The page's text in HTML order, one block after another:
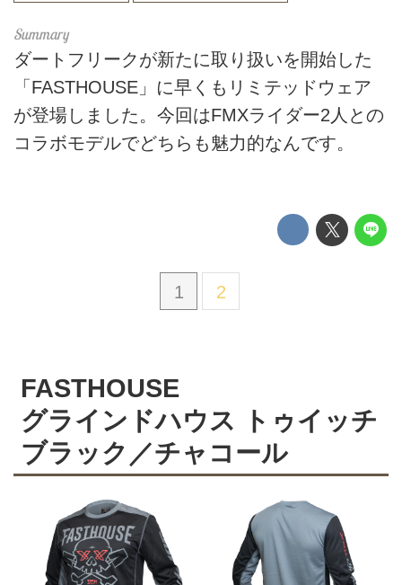
ダートフリークが新たに取り扱いを開始した
「FASTHOUSE」に早くもリミテッドウェア
が登場しました。今回はFMXライダー2人との
コラボモデルでどちらも魅力的なんです。
1 2
FASTHOUSE
グラインドハウス トゥイッチ
ブラック／チャコール